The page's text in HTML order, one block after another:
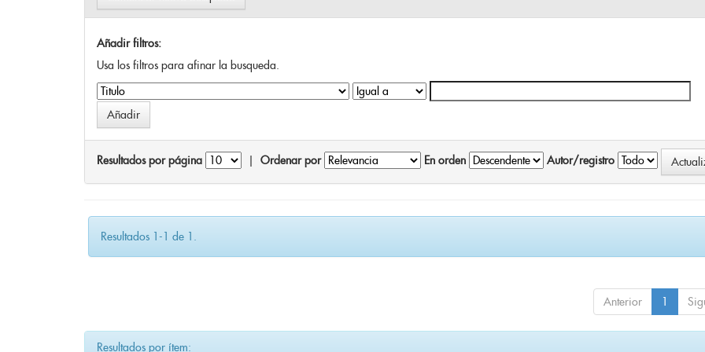
Añadir filtros:
Usa los filtros para afinar la busqueda.
Resultados por página Ordenar por En orden Autor/registro
Resultados 1-1 de 1.
Anterior 1
Resultados por ítem: